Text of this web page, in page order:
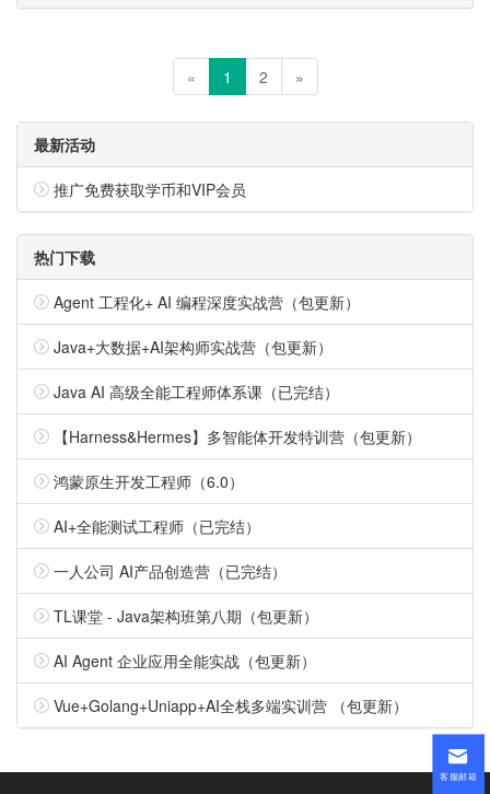
« 1 2 »
最新活动
推广免费获取学币和VIP会员
热门下载
Agent 工程化+ AI 编程深度实战营（包更新）
Java+大数据+AI架构师实战营（包更新）
Java AI 高级全能工程师体系课（已完结）
【Harness&Hermes】多智能体开发特训营（包更新）
鸿蒙原生开发工程师（6.0）
AI+全能测试工程师（已完结）
一人公司 AI产品创造营（已完结）
TL课堂 - Java架构班第八期（包更新）
AI Agent 企业应用全能实战（包更新）
Vue+Golang+Uniapp+AI全栈多端实训营 （包更新）
客服邮箱